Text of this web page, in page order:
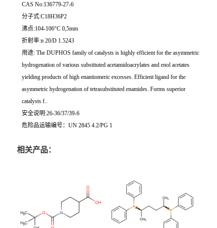
CAS No:136779-27-6
分子式:C18H36P2
沸点:104-106°C 0,5mm
折射率:n 20/D 1.5243
用途: The DUPHOS family of catalysts is highly efficient for the asymmetric
hydrogenation of various substituted acetamidoacrylates and enol acetates
yielding products of high enantiomeric excesses. Efficient ligand for the
asymmetric hydrogenation of tetrasubstituted enamides. Forms superior
catalysts f..
安全说明:26-36/37/39-6
危险品运输编号：UN 2845 4.2/PG 1
相关产品：